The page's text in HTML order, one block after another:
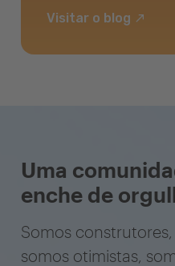
Visitar o blog
Uma
enche de
Somos
somos otimistas,